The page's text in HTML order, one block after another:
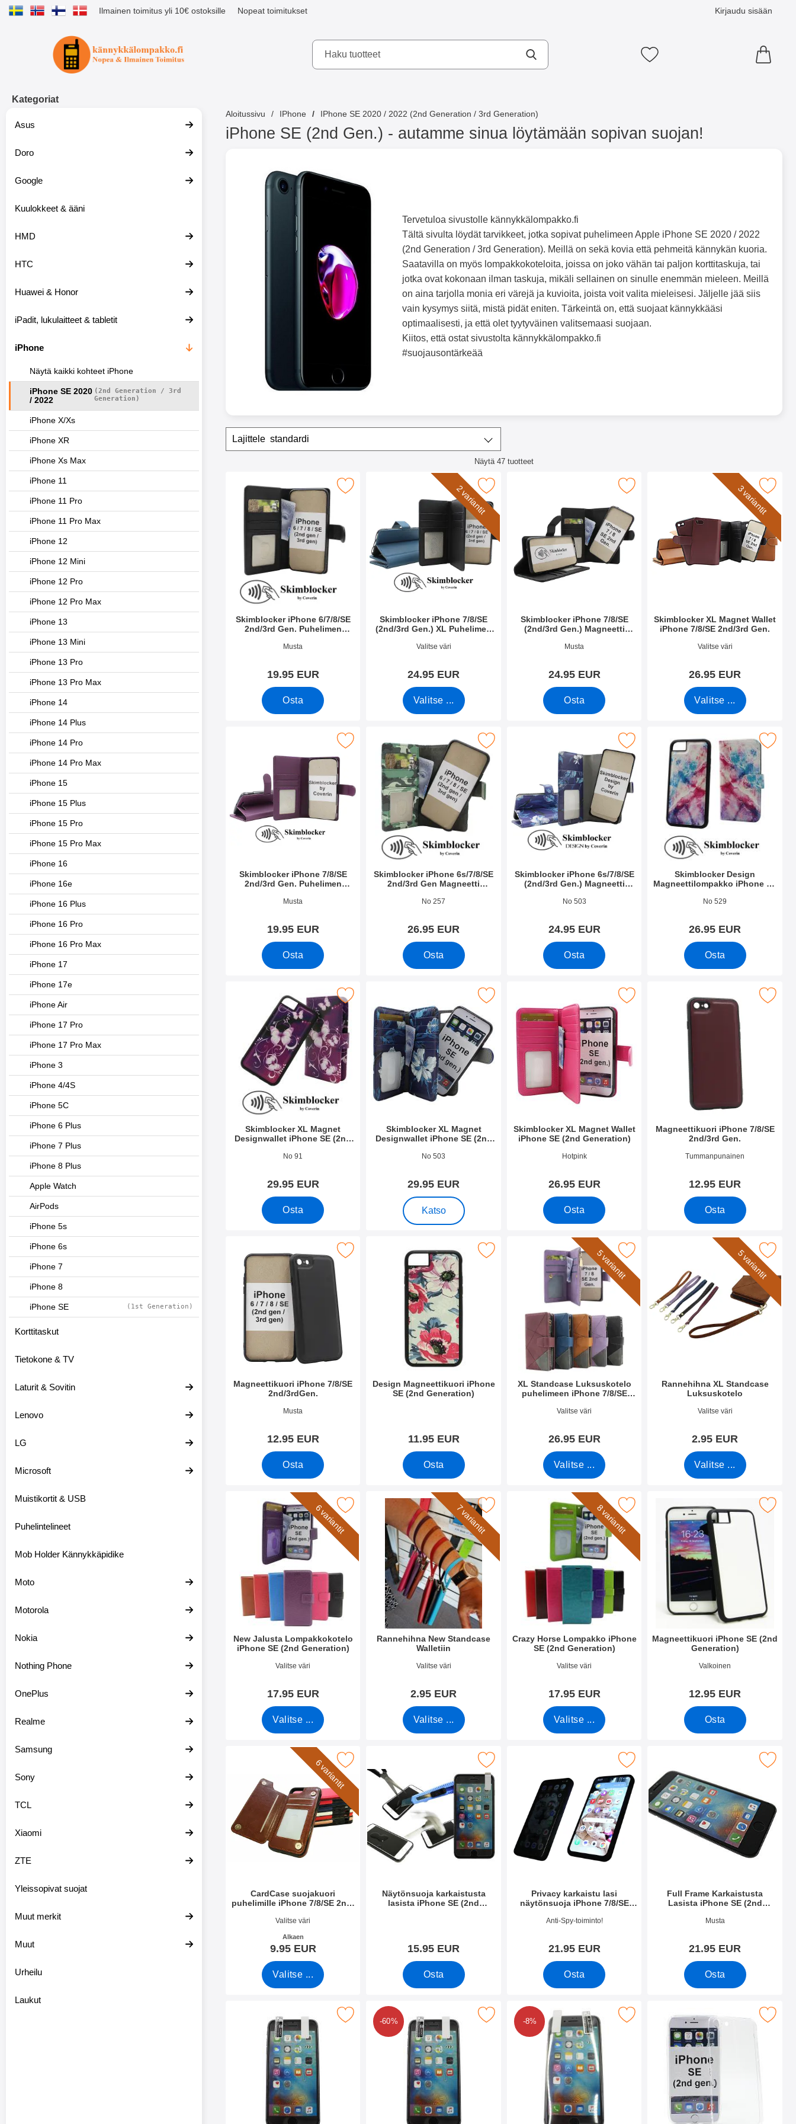
Ilmainen toimitus yli 10€ ostoksille Nopeat toimitukset Kirjaudu sisään
Ostoskori laajennettu Tibro billiga mobilskydd AB Suosikkini
Kategoriat
Asus
Doro
Google
Kuulokkeet & ääni
HMD
HTC
Huawei & Honor
iPadit, lukulaitteet & tabletit
iPhone
Näytä kaikki kohteet iPhone
iPhone SE 2020
/ 2022
(2nd Generation / 3rd
Generation)
iPhone X/Xs
iPhone XR
iPhone Xs Max
iPhone 11
iPhone 11 Pro
iPhone 11 Pro Max
iPhone 12
iPhone 12 Mini
iPhone 12 Pro
iPhone 12 Pro Max
iPhone 13
iPhone 13 Mini
iPhone 13 Pro
iPhone 13 Pro Max
iPhone 14
iPhone 14 Plus
iPhone 14 Pro
iPhone 14 Pro Max
iPhone 15
iPhone 15 Plus
iPhone 15 Pro
iPhone 15 Pro Max
iPhone 16
iPhone 16e
iPhone 16 Plus
iPhone 16 Pro
iPhone 16 Pro Max
iPhone 17
iPhone 17e
iPhone Air
iPhone 17 Pro
iPhone 17 Pro Max
iPhone 3
iPhone 4/4S
iPhone 5C
iPhone 6 Plus
iPhone 7 Plus
iPhone 8 Plus
Apple Watch
AirPods
iPhone 5s
iPhone 6s
iPhone 7
iPhone 8
iPhone SE (1st Generation)
Korttitaskut
Tietokone & TV
Laturit & Sovitin
Lenovo
LG
Microsoft
Muistikortit & USB
Puhelintelineet
Mob Holder Kännykkäpidike
Moto
Motorola
Nokia
Nothing Phone
OnePlus
Realme
Samsung
Sony
TCL
Xiaomi
ZTE
Yleissopivat suojat
Muut merkit
Muut
Urheilu
Laukut
Aloitussivu IPhone IPhone SE 2020 / 2022 (2nd Generation / 3rd Generation)
iPhone SE (2nd Gen.) - autamme sinua löytämään sopivan suojan!
Tervetuloa sivustolle kännykkälompakko.fi
Tältä sivulta löydät tarvikkeet, jotka sopivat puhelimeen Apple iPhone SE 2020 / 2022
(2nd Generation / 3rd Generation). Meillä on sekä kovia että pehmeitä kännykän kuoria.
Saatavilla on myös lompakkokoteloita, joissa on joko vähän tai paljon korttitaskuja, tai
jotka ovat kokonaan ilman taskuja, mikäli sellainen on sinulle enemmän mieleen. Meillä
on aina tarjolla monia eri värejä ja kuvioita, joista voit valita mieleisesi. Jäljelle jää siis
vain kysymys siitä, mistä pidät eniten. Tärkeintä on, että suojaat kännykkääsi
optimaalisesti, ja että olet tyytyväinen valitsemaasi suojaan.
Kiitos, että ostat sivustolta kännykkälompakko.fi
#suojausontärkeää
i
Suodata/lajittele
standardi
Näytä 47 tuotteet
Skimblocker iPhone 6/7/8/SE
2nd/3rd Gen. Puhelimen
Tuote.nro 51140Musta
19.95 EUR
Osta
Merkitse skimblocker iPhone 6/7/8/SE 2nd/3rd Gen. Puhelimen Kuoret suosikiksi
2 variantit
Skimblocker iPhone 7/8/SE
(2nd/3rd Gen.) XL Puhelimen
Tuote.nro 51457
Valitse väri
24.95 EUR
Valitse ...
Merkitse skimblocker iPhone 7/8/SE (2nd/3rd Gen.) XL Puhelimen Kuoret suosikiksi
Skimblocker iPhone 7/8/SE
(2nd/3rd Gen.) Magneetti
Tuote.nro 54419
Musta
24.95 EUR
Osta
Merkitse skimblocker iPhone 7/8/SE (2nd/3rd Gen.) Magneetti Puhelimen Kuoret
3 variantit
Skimblocker XL Magnet Wallet
iPhone 7/8/SE 2nd/3rd Gen.
Tuote.nro 50763
Valitse väri
26.95 EUR
Valitse ...
Merkitse skimblocker XL Magnet Wallet
Skimblocker iPhone 7/8/SE
2nd/3rd Gen. Puhelimen
Tuote.nro 52623
Musta
19.95 EUR
Osta
Merkitse skimblocker iPhone 7/8/SE 2nd/3rd Gen. Puhelimen Kuoret suosikiksi
Skimblocker iPhone 6s/7/8/SE
2nd/3rd Gen Magneetti
Tuote.nro 40936
No 257
26.95 EUR
Osta
Merkitse skimblocker iPhone 6s/7/8/SE 2nd/3rd Gen Magneetti Puhelimen Kuoret Design suosikiksi
Skimblocker iPhone 6s/7/8/SE
(2nd/3rd Gen.) Magneetti
Tuote.nro 51889
No 503
24.95 EUR
Osta
Merkitse skimblocker iPhone 6s/7/8/SE (2nd/3rd Gen.) Magneetti Puhelimen Kuoret
Skimblocker Design
Magneettilompakko iPhone SE
Tuote.nro 37364
No 529
26.95 EUR
Osta
Merkitse skimblocker Design Magneettilompakko
Skimblocker XL Magnet
Designwallet iPhone SE (2nd
Tuote.nro 35513
No 91
29.95 EUR
Osta
Merkitse skimblocker XL Magnet Designwallet iPhone SE (2nd Generation) suosikiksi
Skimblocker XL Magnet
Designwallet iPhone SE (2nd
Tuote.nro 35512
No 503
29.95 EUR
Katso
, Skimblocker XL Magnet Designwallet iPhone SE (2nd Generation)
Merkitse skimblocker XL Magnet Designwallet iPhone SE (2nd Generation) suosikiksi
Skimblocker XL Magnet Wallet
iPhone SE (2nd Generation)
Tuote.nro 36779
Hotpink
26.95 EUR
Osta
Merkitse skimblocker XL Magnet Wallet iPhone SE (2nd Generation) suosikiksi
Magneettikuori iPhone 7/8/SE
2nd/3rd Gen.
Tuote.nro 51134
Tummanpunainen
12.95 EUR
Osta
Merkitse magneettikuori iPhone 7/8/
Magneettikuori iPhone 7/8/SE
2nd/3rdGen.
Tuote.nro 52337
Musta
12.95 EUR
Osta
Merkitse magneettikuori iPhone 7/8/SE 2nd/3rdGen. suosikiksi
Design Magneettikuori iPhone
SE (2nd Generation)
11.95 EUR
Osta
Merkitse design Magneettikuori iPhone SE (2nd Generation) suosikiksi
5 variantit
XL Standcase Luksuskotelo
puhelimeen iPhone 7/8/SE
Tuote.nro 48524
Valitse väri
26.95 EUR
Valitse ...
Merkitse xL Standcase Luksuskotelo puhelimeen iPhone 7/8/SE 2nd/3rd Gen
5 variantit
Rannehihna XL Standcase
Luksuskotelo
Tuote.nro 50276
Valitse väri
2.95 EUR
Valitse ...
Merkitse rannehihna XL Standcase
6 variantit
New Jalusta Lompakkokotelo
iPhone SE (2nd Generation)
Tuote.nro 35492
Valitse väri
17.95 EUR
Valitse ...
Merkitse new Jalusta Lompakkokotelo iPhone SE (2nd Generation) suosikiksi
7 variantit
Rannehihna New Standcase
Walletiin
Tuote.nro 40789
Valitse väri
2.95 EUR
Valitse ...
Merkitse rannehihna New Standcase Walletiin suosikiksi8 variantit
Crazy Horse Lompakko iPhone
SE (2nd Generation)
Tuote.nro 35474
Valitse väri
17.95 EUR
Valitse ...
Merkitse crazy Horse Lompakko iPhone SE (2nd Generation) suosikiksi
Magneettikuori iPhone SE (2nd
Generation)
Tuote.nro 35600
Valkoinen
12.95 EUR
Osta
Merkitse magneettikuori iPhone SE
6 variantit
CardCase suojakuori
puhelimille iPhone 7/8/SE 2nd.
Tuote.nro 28743
Valitse väri
Alkaen
9.95 EUR
Valitse ...
Merkitse cardCase suojakuori puhelimille iPhone 7/8/SE 2nd. Generation suosikiksi
Näytönsuoja karkaistusta
lasista iPhone SE (2nd
15.95 EUR
Osta
Merkitse näytönsuoja karkaistusta lasista iPhone SE (2nd Generation) suosikiksi
Privacy karkaistu lasi
näytönsuoja iPhone 7/8/SE
Tuote.nro 50378
Anti-Spy-toiminto!
21.95 EUR
Osta
Merkitse privacy karkaistu lasi näytönsuoja iPhone 7/8/SE 2nd/3rd Gen:lle
Full Frame Karkaistusta
Lasista iPhone SE (2nd
Tuote.nro 35482
Musta
21.95 EUR
Osta
Merkitse full Frame Karkaistusta Lasista
Merkitse näytönsuoja iPhone SE (2nd Generation) suosikiksi
-60%
Merkitse kuuden kappaleen näytönsuojakalvopakett iPhone SE (2nd Generation) suosikiksi
-8%
Merkitse full Screen Näytönsuoja iPhone SE (2nd Generation) suosikiksi
Merkitse ultra Thin TPU Kotelo iPhone